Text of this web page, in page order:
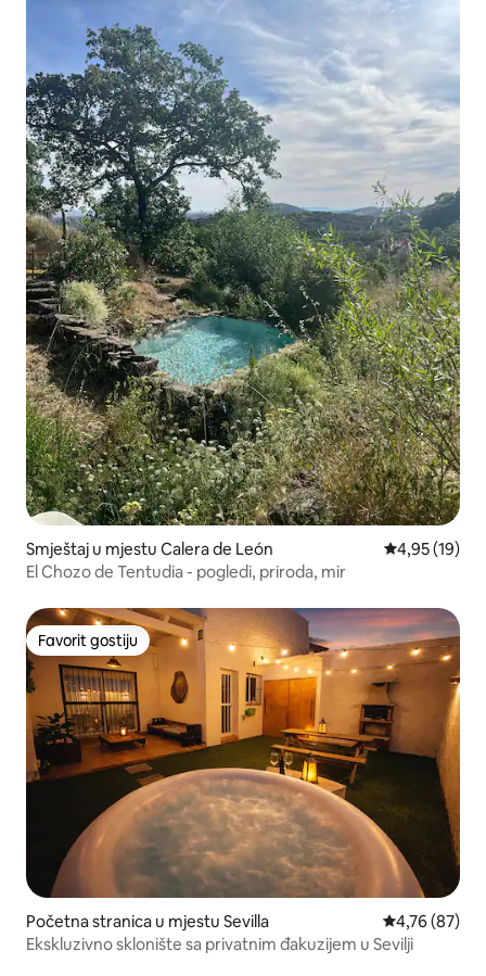
Smještaj u mjestu Calera de León prosječna
4,95 (19)
El Chozo de Tentudia - pogledi, priroda, mir
Favorit gostiju
Favorit gostiju
Početna stranica u mjestu Sevilla prosječna
4,76 (87)
Ekskluzivno sklonište sa privatnim đakuzijem u Sevilji